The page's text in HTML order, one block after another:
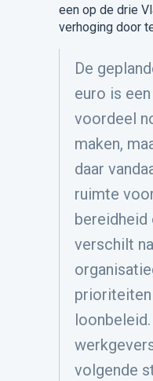
een op de drie
verhoging door
De
euro is
voordeel
maken,
daar
ruimte
verschilt
prioriteiten
volgende